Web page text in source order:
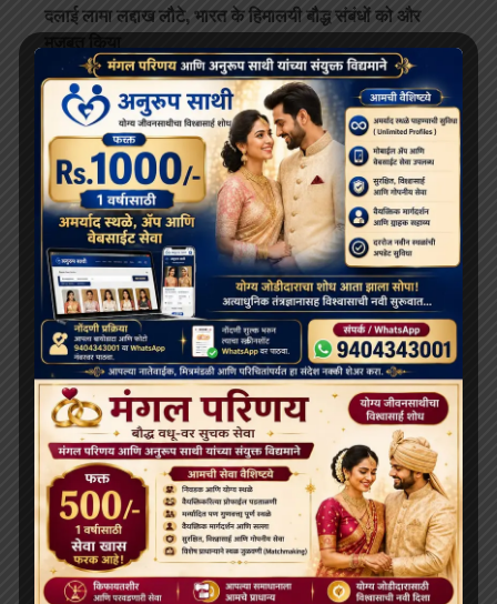
दलाई लामा लद्दाख लौटे, भारत के हिमालयी बौद्ध संबंधों को और
मज़बूत किया
ARCHIVES
July 2026
June 2026
May 2026
April 2026
February 2026
January 2026
December 2025
November 2025
October 2025
September 2025